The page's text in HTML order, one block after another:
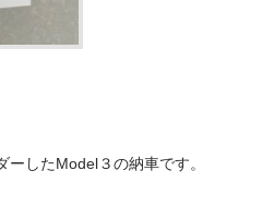
ーしたModel３の納車です。